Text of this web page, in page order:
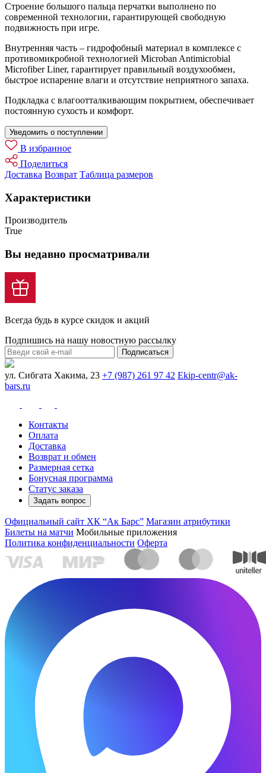
Строение большого пальца перчатки выполнено по
современной технологии, гарантирующей свободную
подвижность при игре.
Внутренняя часть – гидрофобный материал в комплексе с
противомикробной технологией Microban Antimicrobial
Microfiber Liner, гарантирует правильный воздухообмен,
быстрое испарение влаги и отсутствие неприятного запаха.
Подкладка с влагоотталкивающим покрытием, обеспечивает
постоянную сухость и комфорт.
Уведомить о поступлении
В избранное
Поделиться
Доставка Возврат Таблица размеров
Характеристики
Производитель
True
Вы недавно просматривали
Всегда будь в курсе скидок и акций
Подпишись на нашу новостную рассылку
Подписаться
ул. Сибгата Хакима, 23 +7 (987) 261 97 42 Ekip-centr@ak-
bars.ru
Контакты
Оплата
Доставка
Возврат и обмен
Размерная сетка
Бонусная программа
Статус заказа
Задать вопрос
Официальный сайт ХК “Ак Барс” Магазин атрибутики
Билеты на матчи Мобильные приложения
Политика конфиденциальности Оферта